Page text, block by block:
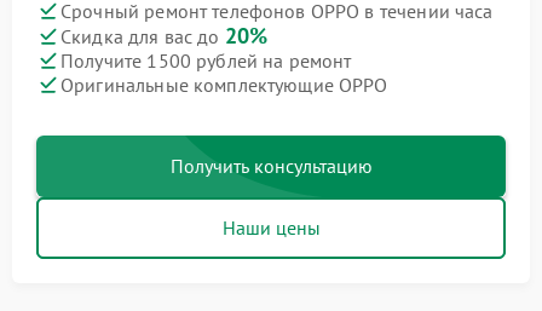
Срочный ремонт телефонов OPPO в течении часа
Скидка для вас до 20%
Получите 1500 рублей на ремонт
Оригинальные комплектующие OPPO
Получить консультацию
Наши цены